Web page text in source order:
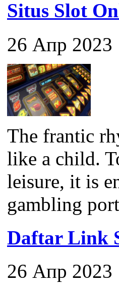
Situs Slot
26 Апр 2023
The frantic
like a child.
leisure, it is
gambling
Daftar Link
26 Апр 2023